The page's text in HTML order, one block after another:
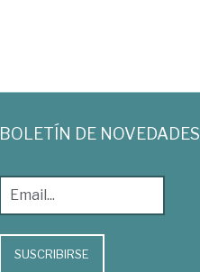
BOLETÍN DE NOVEDADES
SUSCRIBIRSE